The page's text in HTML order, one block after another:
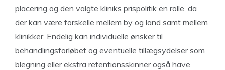
placering og den valgte kliniks prispolitik en rolle, da
der kan være forskelle mellem by og land samt mellem
klinikker. Endelig kan individuelle ønsker til
behandlingsforløbet og eventuelle tillægsydelser som
blegning eller ekstra retentionsskinner også have